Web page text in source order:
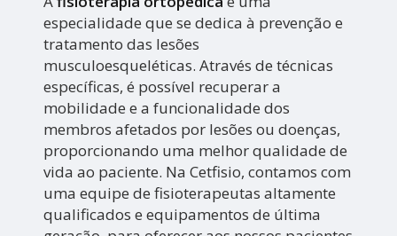
especialidade que se dedica à prevenção e
tratamento das lesões
musculoesqueléticas. Através de técnicas
específicas, é possível recuperar a
mobilidade e a funcionalidade dos
membros afetados por lesões ou doenças,
proporcionando uma melhor qualidade de
vida ao paciente. Na Cetfisio, contamos com
uma equipe de fisioterapeutas altamente
qualificados e equipamentos de última